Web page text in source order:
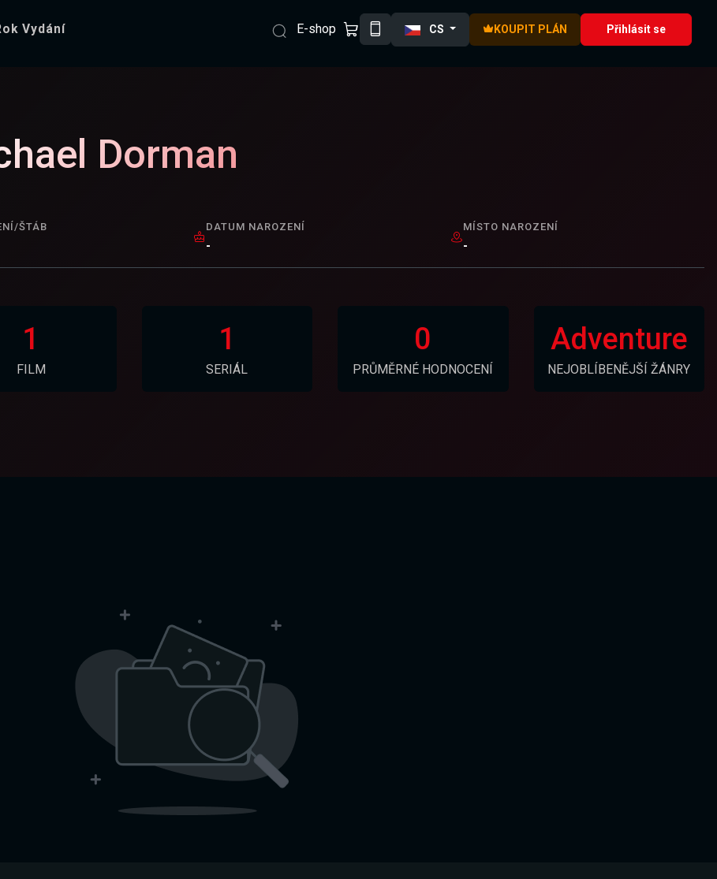
Vydání E-shop CS KOUPIT PLÁN Přihlásit se
Dorman
ŠTÁB DATUM NAROZENÍ
-
MÍSTO NAROZENÍ
-
1
FILM
1
SERIÁL
0
PRŮMĚRNÉ HODNOCENÍ
Adventure
NEJOBLÍBENĚJŠÍ ŽÁNRY